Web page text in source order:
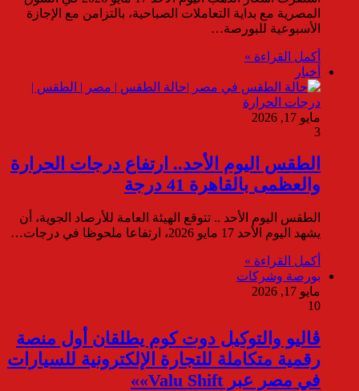
المصرية مع بداية التعاملات الصباحية، بالتزامن مع الإجازة
الأسبوعية للبورصة…
أكمل القراءة »
أخبار
مايو 17, 2026
3
الطقس اليوم الأحد.. ارتفاع درجات الحرارة
والعظمى بالقاهرة 41 درجة
الطقس اليوم الأحد .. تتوقع الهيئة العامة للأرصاد الجوية، أن
يشهد اليوم الأحد 17 مايو 2026، ارتفاعا ملحوظا في درجات…
أكمل القراءة »
بورصة وشركات
مايو 17, 2026
10
ڤاليو والتوكيل دوت كوم يطلقان أول منصة
رقمية متكاملة للتجارة الإلكترونية للسيارات
في مصر عبر Valu Shift»»